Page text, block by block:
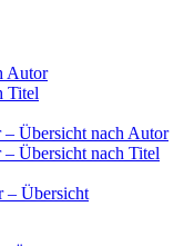
Autor
Titel
Übersicht nach Autor
Übersicht nach Titel
– Übersicht